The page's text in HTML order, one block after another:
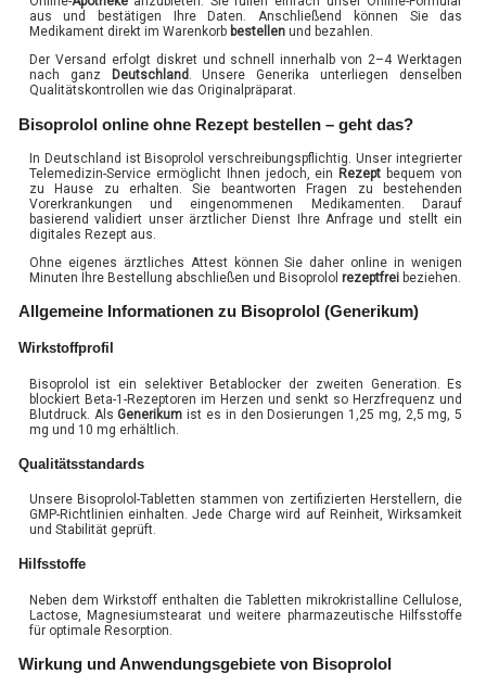
aus und bestätigen Ihre Daten. Anschließend können Sie das
Medikament direkt im Warenkorb bestellenund bezahlen.
Der Versand erfolgt diskret und schnell innerhalb von 2–4 Werktagen
nach ganz
Deutschland. Unsere Generika unterliegen denselben
Qualitätskontrollen wie das Originalpräparat.
Bisoprolol online ohne Rezept bestellen – geht das?
In Deutschland ist Bisoprolol verschreibungspflichtig. Unser integrierter
Telemedizin-Service ermöglicht Ihnen jedoch, ein Rezept bequem von
zu Hause zu erhalten. Sie beantworten Fragen zu bestehenden
Vorerkrankungen und eingenommenen Medikamenten. Darauf
basierend validiert unser ärztlicher Dienst Ihre Anfrage und stellt ein
digitales Rezept aus.
Ohne eigenes ärztliches Attest können Sie daher online in wenigen
Minuten Ihre Bestellung abschließen und Bisoprolol rezeptfreibeziehen.
Allgemeine Informationen zu Bisoprolol (Generikum)
Wirkstoffprofil
Bisoprolol ist ein selektiver Betablocker der zweiten Generation. Es
blockiert Beta-1-Rezeptoren im Herzen und senkt so Herzfrequenz und
Blutdruck. AlsGenerikum ist es in den Dosierungen 1,25 mg, 2,5 mg, 5
mg und 10 mg erhältlich.
Qualitätsstandards
Unsere Bisoprolol-Tabletten stammen von zertifizierten Herstellern, die
GMP-Richtlinien einhalten. Jede Charge wird auf Reinheit, Wirksamkeit
und Stabilität geprüft.
Hilfsstoffe
Neben dem Wirkstoff enthalten die Tabletten mikrokristalline Cellulose,
Lactose, Magnesiumstearat und weitere pharmazeutische Hilfsstoffe
für optimale Resorption.
Wirkung und Anwendungsgebiete von Bisoprolol